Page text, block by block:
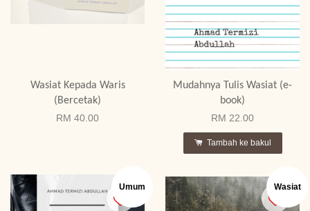
Wasiat Kepada Waris
(Bercetak)
RM 40.00
Mudahnya Tulis Wasiat (e-
book)
RM 22.00
Tambah ke bakul
Umum Wasiat